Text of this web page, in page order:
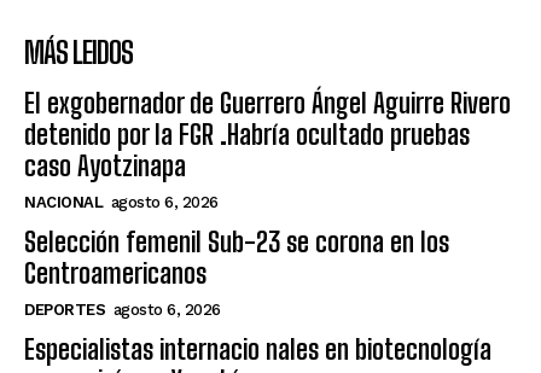
MÁS LEIDOS
El exgobernador de Guerrero Ángel Aguirre Rivero
detenido por la FGR .Habría ocultado pruebas
caso Ayotzinapa
NACIONAL agosto 6, 2026
Selección femenil Sub-23 se corona en los
Centroamericanos
DEPORTES agosto 6, 2026
Especialistas internacio nales en biotecnología